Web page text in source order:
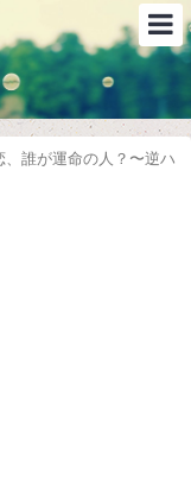
誰が運命の人？〜逆ハ